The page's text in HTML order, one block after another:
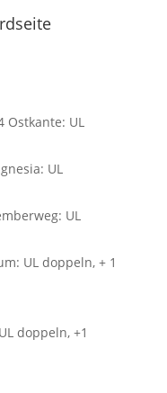
UL
UL
UL
UL doppeln, + 1
doppeln, +1